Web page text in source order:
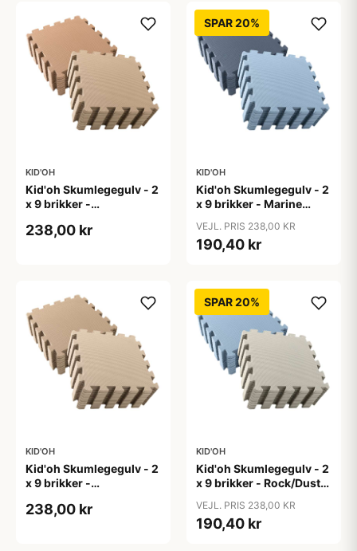
KID'OH
Kid'oh Skumlegegulv - 2
x 9 brikker -
238,00 kr
SPAR 20%
KID'OH
Kid'oh Skumlegegulv - 2
x 9 brikker - Marine
VEJL. PRIS 238,00 KR
190,40 kr
KID'OH
Kid'oh Skumlegegulv - 2
x 9 brikker -
238,00 kr
SPAR 20%
KID'OH
Kid'oh Skumlegegulv - 2
x 9 brikker - Rock/Dusty
VEJL. PRIS 238,00 KR
190,40 kr